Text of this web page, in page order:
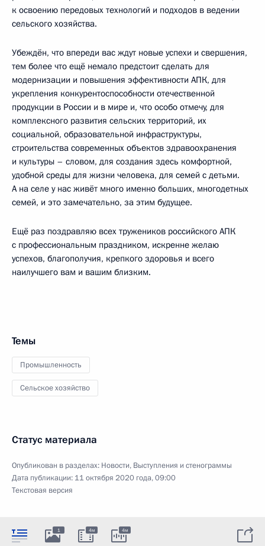
к освоению передовых технологий и подходов в ведении
сельского хозяйства.
Убеждён, что впереди вас ждут новые успехи и свершения,
тем более что ещё немало предстоит сделать для
модернизации и повышения эффективности АПК, для
укрепления конкурентоспособности отечественной
продукции в России и в мире и, что особо отмечу, для
комплексного развития сельских территорий, их
социальной, образовательной инфраструктуры,
строительства современных объектов здравоохранения
и культуры – словом, для создания здесь комфортной,
удобной среды для жизни человека, для семей с детьми.
А на селе у нас живёт много именно больших, многодетных
семей, и это замечательно, за этим будущее.
Ещё раз поздравляю всех тружеников российского АПК
с профессиональным праздником, искренне желаю
успехов, благополучия, крепкого здоровья и всего
наилучшего вам и вашим близким.
Темы
Промышленность
Сельское хозяйство
Статус материала
Опубликован в разделах: Новости, Выступления и стенограммы
Дата публикации: 11 октября 2020 года, 09:00
Текстовая версия
1 4м 4м